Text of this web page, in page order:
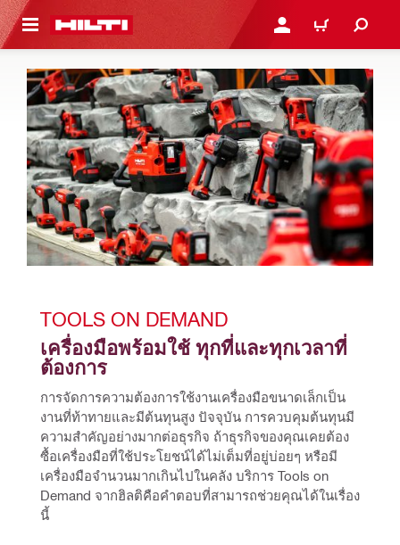
CONTENT เข้าสู่ระบบหรือลงทะเบียนเ
ตะกร้าสินค้า
TOOLS ON DEMAND
เครื่องมือพร้อมใช้ ทุกที่และทุกเวลาที่
ต้องการ
การจัดการความต้องการใช้งานเครื่องมือขนาดเล็กเป็น
งานที่ท้าทายและมีต้นทุนสูง ปัจจุบัน การควบคุมต้นทุนมี
ความสำคัญอย่างมากต่อธุรกิจ ถ้าธุรกิจของคุณเคยต้อง
ซื้อเครื่องมือที่ใช้ประโยชน์ได้ไม่เต็มที่อยู่บ่อยๆ หรือมี
เครื่องมือจำนวนมากเกินไปในคลัง บริการ Tools on
Demand จากฮิลติคือคำตอบที่สามารถช่วยคุณได้ในเรื่อง
นี้